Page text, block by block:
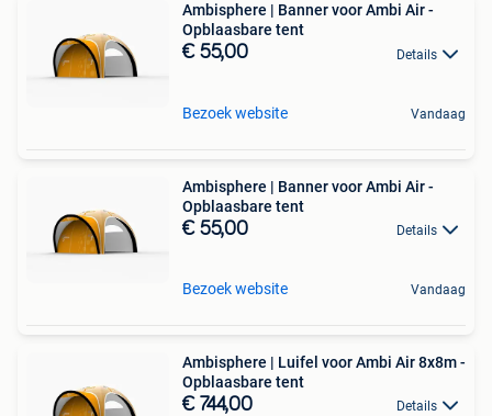
Ambisphere | Banner voor Ambi Air -
Opblaasbare tent
€ 55,00 Details
Bezoek website Vandaag
Ambisphere | Banner voor Ambi Air -
Opblaasbare tent
€ 55,00 Details
Bezoek website Vandaag
Ambisphere | Luifel voor Ambi Air 8x8m -
Opblaasbare tent
€ 744,00 Details